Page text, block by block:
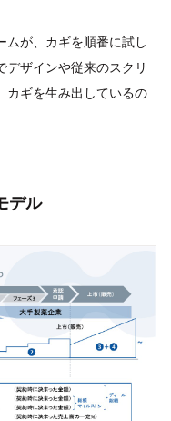
ムが、カギを順番に試し
デザインや従来のスクリ
カギを生み出しているの
デル